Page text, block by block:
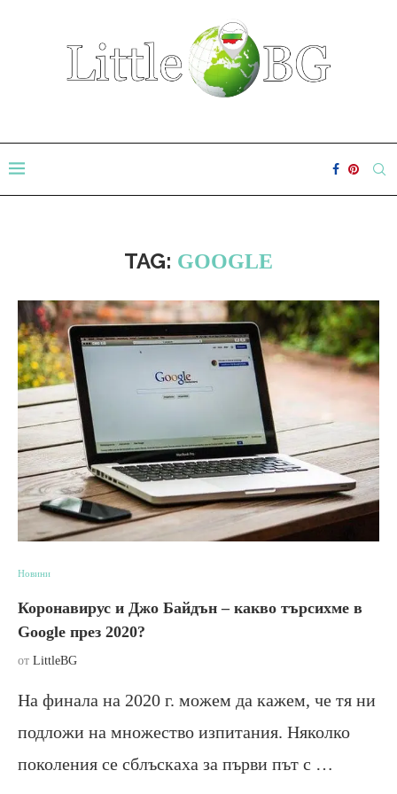
TAG: GOOGLE
Новини
Коронавирус и Джо Байдън – какво търсихме в
Google през 2020?
от LittleBG
На финала на 2020 г. можем да кажем, че тя ни
подложи на множество изпитания. Няколко
поколения се сблъскаха за първи път с …